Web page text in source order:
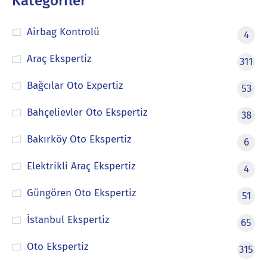
Airbag Kontrolü
4
Araç Ekspertiz
311
Bağcılar Oto Expertiz
53
Bahçelievler Oto Ekspertiz
38
Bakırköy Oto Ekspertiz
6
Elektrikli Araç Ekspertiz
4
Güngören Oto Ekspertiz
51
İstanbul Ekspertiz
65
Oto Ekspertiz
315